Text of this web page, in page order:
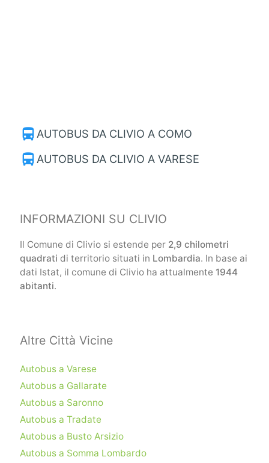
directions_bus AUTOBUS DA CLIVIO A COMO
directions_bus AUTOBUS DA CLIVIO A VARESE
INFORMAZIONI SU CLIVIO
Il Comune di Clivio si estende per 2,9 chilometri
quadrati di territorio situati in Lombardia. In base ai
dati Istat, il comune di Clivio ha attualmente 1944
abitanti.
Altre Città Vicine
Autobus a Varese
Autobus a Gallarate
Autobus a Saronno
Autobus a Tradate
Autobus a Busto Arsizio
Autobus a Somma Lombardo